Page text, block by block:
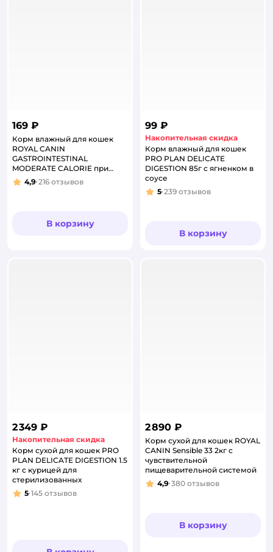
169 ₽
Корм влажный для кошек
ROYAL CANIN
GASTROINTESTINAL
MODERATE CALORIE при
расстройствах пищеварения
Рейтинг:
4,9 216 отзывов
В корзину
99 ₽
Накопительная скидка
Корм влажный для кошек
PRO PLAN DELICATE
DIGESTION 85г с ягненком в
соусе
Рейтинг:
5 239 отзывов
В корзину
2 349 ₽
Накопительная скидка
Корм сухой для кошек PRO
PLAN DELICATE DIGESTION 1.5
кг с курицей для
стерилизованных
Рейтинг:
5 145 отзывов
2 890 ₽
Корм сухой для кошек ROYAL
CANIN Sensible 33 2кг с
чувствительной
пищеварительной системой
Рейтинг:
4,9 380 отзывов
В корзину